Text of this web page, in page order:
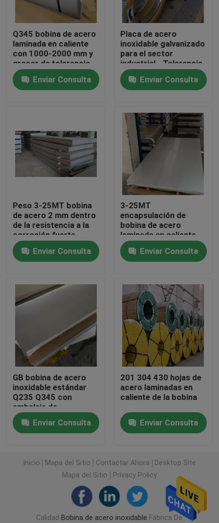
Productos
Videos
Visita a la fábrica
Control de Calidad
Contacto
Solicitar una cotización
Bobina de acero en frío
Bobina de acero laminada en caliente
Placa rodada de acero inoxidable
Placa de acero del modelo
Hoja de acero inoxidable del espejo
Tubo soldado con autógena de acero inoxidable
ángulo de acero inoxidable
Q345 bobina de acero
laminada en caliente
con 1000-2000 mm y
grosor de tolerancia
/-0,02 mm
Enviar Consulta
Placa de acero
inoxidable galvanizado
para el sector
industrial - Tolerancia
/-0,02mm 2.0-25mm
Enviar Consulta
Peso 3-25MT bobina
de acero 2 mm dentro
de la resistencia a la
corrosión fuerte
Enviar Consulta
3-25MT
encapsulación de
bobina de acero
laminada en caliente
1000-2000 mm
paquete paquete de
exportación estándar
Enviar Consulta
GB bobina de acero
inoxidable estándar
Q235 Q345 con
embalaje de
exportación estándar
Enviar Consulta
201 304 430 hojas de
acero laminadas en
caliente de la bobina
Enviar Consulta
Inicio Mapa del Sitio Contactar Ahora
Desktop Site
Mapa del Sitio
Privacy Policy
Calidad Bobina de acero inoxidable Fábrica De